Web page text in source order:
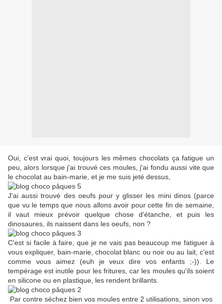
Oui, c'est vrai quoi, toujours les mêmes chocolats ça fatigue un
peu, alors lorsque j'ai trouvé ces moules, j'ai fondu aussi vite que
le chocolat au bain-marie, et je me suis jeté dessus,
J'ai aussi trouvé des oeufs pour y glisser les mini dinos (parce
que vu le temps que nous allons avoir pour cette fin de semaine,
il vaut mieux prévoir quelque chose d'étanche, et puis les
dinosaures, ils naissent dans les oeufs, non ?
C'est si facile à faire, que je ne vais pas beaucoup me fatiguer à
vous expliquer, bain-marie, chocolat blanc ou noir ou au lait, c'est
comme vous aimez (euh je veux dire vos enfants ;-)). Le
tempérage est inutile pour les fritures, car les moules qu'ils soient
en silicone ou en plastique, les rendent brillants.
Par contre séchez bien vos moules entre 2 utilisations, sinon vos